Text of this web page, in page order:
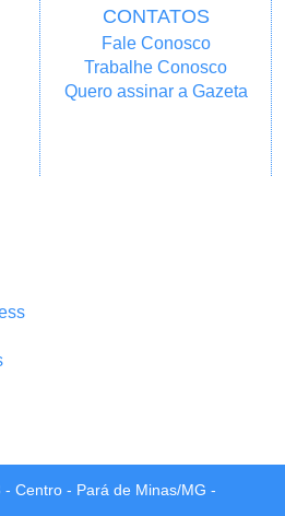
CONTATOS
Fale Conosco
Trabalhe Conosco
Quero assinar a Gazeta
Centro - Pará de Minas/MG -